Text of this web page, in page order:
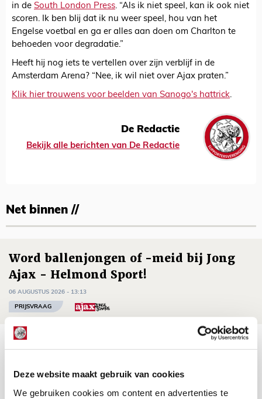
Deze website maakt gebruik van cookies
We gebruiken cookies om content en advertenties te
in de South London Press. “Als ik niet speel, kan ik ook niet
scoren. Ik ben blij dat ik nu weer speel, hou van het
Engelse voetbal en ga er alles aan doen om Charlton te
behoeden voor degradatie.”
Heeft hij nog iets te vertellen over zijn verblijf in de
Amsterdam Arena? “Nee, ik wil niet over Ajax praten.”
Klik hier trouwens voor beelden van Sanogo's hattrick.
De Redactie
Bekijk alle berichten van De Redactie
Net binnen //
Word ballenjongen of -meid bij Jong
Ajax - Helmond Sport!
06 AUGUSTUS 2026 - 13:13
PRIJSVRAAG
Reis jij als mascotte mee naar uitduel
06 AUGUSTUS 2026 - 13:04
PRIJSVRAAG